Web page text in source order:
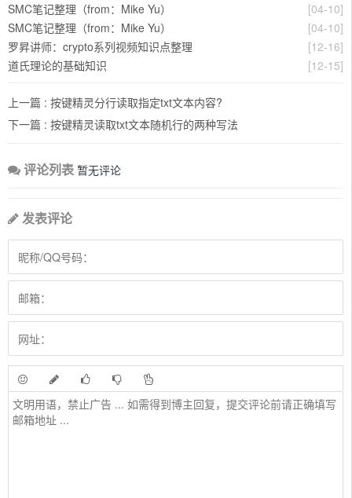
[04-10]
SMC笔记整理（from：Mike Yu）
[04-10]
SMC笔记整理（from：Mike Yu）
[12-16]
罗昇讲师：crypto系列视频知识点整理
[12-15]
道氏理论的基础知识
上一篇 : 按键精灵分行读取指定txt文本内容?
下一篇 : 按键精灵读取txt文本随机行的两种写法
评论列表 暂无评论
发表评论